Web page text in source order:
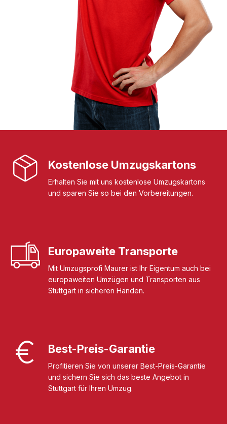
Kostenlose Umzugskartons
Erhalten Sie mit uns kostenlose Umzugskartons
und sparen Sie so bei den Vorbereitungen.
Europaweite Transporte
Mit Umzugsprofi Maurer ist Ihr Eigentum auch bei
europaweiten Umzügen und Transporten aus
Stuttgart in sicheren Händen.
Best-Preis-Garantie
Profitieren Sie von unserer Best-Preis-Garantie
und sichern Sie sich das beste Angebot in
Stuttgart für Ihren Umzug.